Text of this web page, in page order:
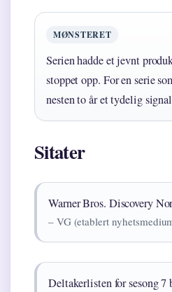
MØNSTERET
Serien hadde et jevnt
stoppet opp. For en serie
nesten to år et tydelig
Sitater
Warner Bros. Discovery
– VG (etablert
Deltakerlisten for sesong 7